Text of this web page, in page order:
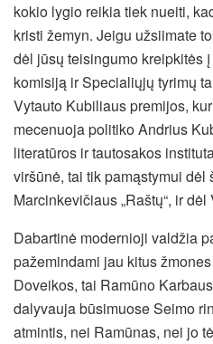
kokio lygio reikia tiek nueiti,
kristi žemyn. Jeigu užsiimate
dėl jūsų teisingumo kreipkitės
komisiją ir Specialiųjų tyrimų
Vytauto Kubiliaus premijos,
mecenuoja politiko Andrius
literatūros ir tautosakos
viršūnė, tai tik pamąstymui
Marcinkevičiaus „Raštų“, ir
Dabartinė modernioji valdžia
pažemindami jau kitus
Doveikos, tai Ramūno
dalyvauja būsimuose Seimo
atmintis, nei Ramūnas, nei jo